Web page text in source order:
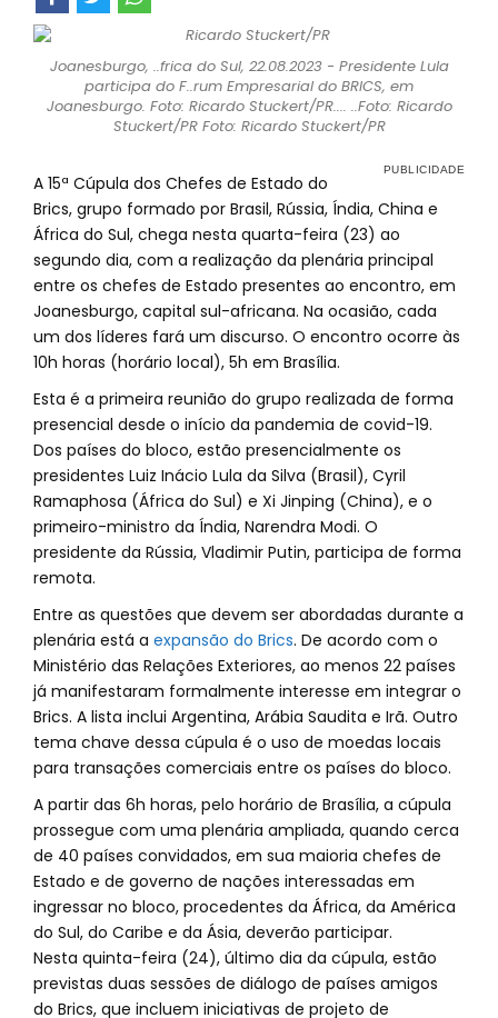
Joanesburgo, ..frica do Sul, 22.08.2023 - Presidente Lula
participa do F..rum Empresarial do BRICS, em
Joanesburgo. Foto: Ricardo Stuckert/PR.... ..Foto: Ricardo
Stuckert/PR Foto: Ricardo Stuckert/PR
A 15ª Cúpula dos Chefes de Estado do
Brics, grupo formado por Brasil, Rússia, Índia, China e
África do Sul, chega nesta quarta-feira (23) ao
segundo dia, com a realização da plenária principal
entre os chefes de Estado presentes ao encontro, em
Joanesburgo, capital sul-africana. Na ocasião, cada
um dos líderes fará um discurso. O encontro ocorre às
10h horas (horário local), 5h em Brasília.
Esta é a primeira reunião do grupo realizada de forma
presencial desde o início da pandemia de covid-19.
Dos países do bloco, estão presencialmente os
presidentes Luiz Inácio Lula da Silva (Brasil), Cyril
Ramaphosa (África do Sul) e Xi Jinping (China), e o
primeiro-ministro da Índia, Narendra Modi. O
presidente da Rússia, Vladimir Putin, participa de forma
remota.
Entre as questões que devem ser abordadas durante a
plenária está a expansão do Brics. De acordo com o
Ministério das Relações Exteriores, ao menos 22 países
já manifestaram formalmente interesse em integrar o
Brics. A lista inclui Argentina, Arábia Saudita e Irã. Outro
tema chave dessa cúpula é o uso de moedas locais
para transações comerciais entre os países do bloco.
A partir das 6h horas, pelo horário de Brasília, a cúpula
prossegue com uma plenária ampliada, quando cerca
de 40 países convidados, em sua maioria chefes de
Estado e de governo de nações interessadas em
ingressar no bloco, procedentes da África, da América
do Sul, do Caribe e da Ásia, deverão participar.
Nesta quinta-feira (24), último dia da cúpula, estão
previstas duas sessões de diálogo de países amigos
do Brics, que incluem iniciativas de projeto de